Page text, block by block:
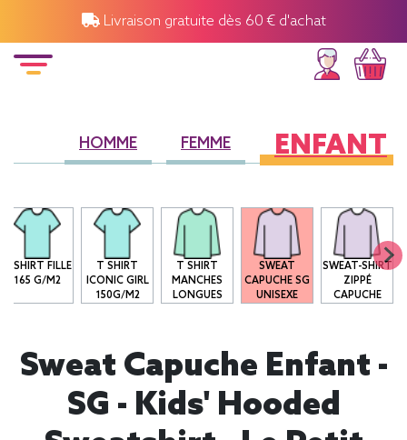
Livraison gratuite dès 60 € d'achat
HOMME FEMME ENFANT
T-SHIRT FILLE
165 G/M2
T SHIRT
ICONIC GIRL
150G/M2
T SHIRT
MANCHES
LONGUES
SWEAT
CAPUCHE SG
UNISEXE
SWEAT-SHIRT
ZIPPÉ
CAPUCHE
Sweat Capuche Enfant -
SG - Kids' Hooded